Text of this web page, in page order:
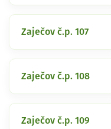
Zaječov č.p. 107
Zaječov č.p. 108
Zaječov č.p. 109